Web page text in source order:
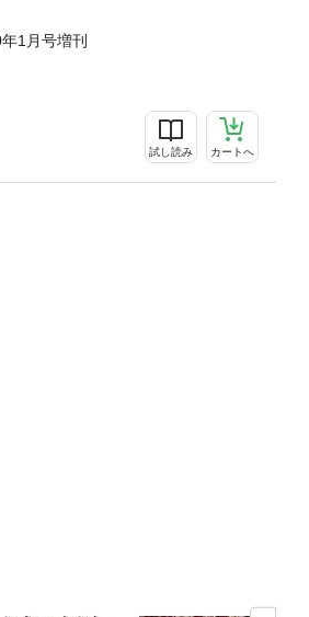
1月号増刊
試し読み カートへ